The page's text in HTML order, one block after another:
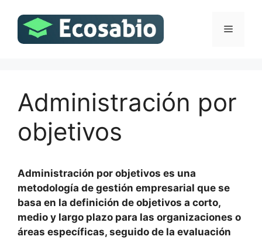
contenido
Menú
Administración por
objetivos
Administración por objetivos es una
metodología de gestión empresarial que se
basa en la definición de objetivos a corto,
medio y largo plazo para las organizaciones o
áreas específicas, seguido de la evaluación